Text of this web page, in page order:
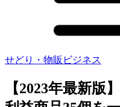
せどり・物販ビジネス
【2023年最新版